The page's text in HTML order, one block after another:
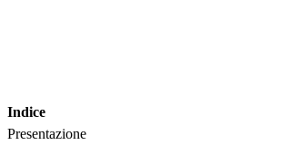
Indice
Presentazione